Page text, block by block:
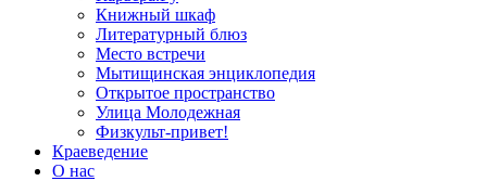
Книжный шкаф
Литературный блюз
Место встречи
Мытищинская энциклопедия
Открытое пространство
Улица Молодежная
Физкульт-привет!
Краеведение
О нас